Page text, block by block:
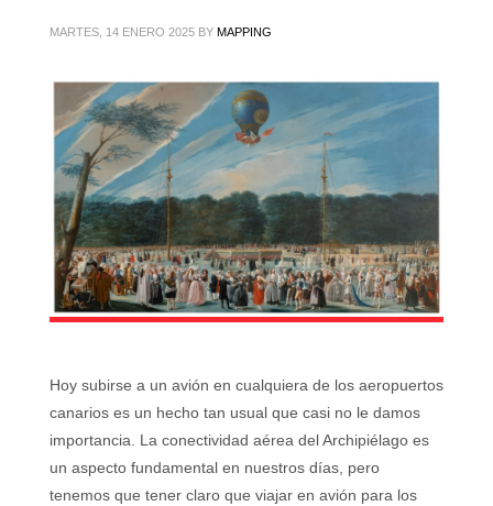
MARTES, 14 ENERO 2025 BY MAPPING
Hoy subirse a un avión en cualquiera de los aeropuertos
canarios es un hecho tan usual que casi no le damos
importancia. La conectividad aérea del Archipiélago es
un aspecto fundamental en nuestros días, pero
tenemos que tener claro que viajar en avión para los